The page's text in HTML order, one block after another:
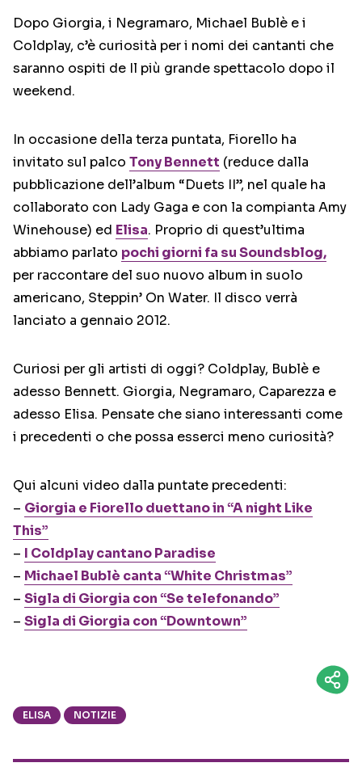
Dopo Giorgia, i Negramaro, Michael Bublè e i
Coldplay, c’è curiosità per i nomi dei cantanti che
saranno ospiti de Il più grande spettacolo dopo il
weekend.
In occasione della terza puntata, Fiorello ha
invitato sul palco Tony Bennett (reduce dalla
pubblicazione dell’album “Duets II”, nel quale ha
collaborato con Lady Gaga e con la compianta Amy
Winehouse) ed Elisa. Proprio di quest’ultima
abbiamo parlato pochi giorni fa su Soundsblog,
per raccontare del suo nuovo album in suolo
americano, Steppin’ On Water. Il disco verrà
lanciato a gennaio 2012.
Curiosi per gli artisti di oggi? Coldplay, Bublè e
adesso Bennett. Giorgia, Negramaro, Caparezza e
adesso Elisa. Pensate che siano interessanti come
i precedenti o che possa esserci meno curiosità?
Qui alcuni video dalla puntate precedenti:
– Giorgia e Fiorello duettano in “A night Like
This”
– I Coldplay cantano Paradise
– Michael Bublè canta “White Christmas”
– Sigla di Giorgia con “Se telefonando”
– Sigla di Giorgia con “Downtown”
ELISA NOTIZIE